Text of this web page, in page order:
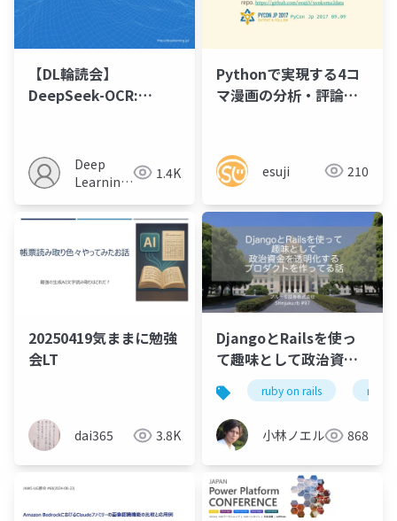
【DL輪読会】
DeepSeek-OCR:
Deep
Learning
1.4K
Pythonで実現する4コ
マ漫画の分析・評論
esuji 210
20250419気ままに勉強
会LT
dai365 3.8K
DjangoとRailsを使っ
て趣味として政治資金
を透明化するプロダク
トを作ってる話
ruby on rails ruby
小林ノエル 868